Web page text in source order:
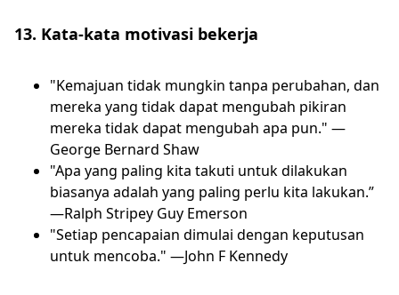
13. Kata-kata motivasi bekerja
"Kemajuan tidak mungkin tanpa perubahan, dan
mereka yang tidak dapat mengubah pikiran
mereka tidak dapat mengubah apa pun." —
George Bernard Shaw
"Apa yang paling kita takuti untuk dilakukan
biasanya adalah yang paling perlu kita lakukan.”
—Ralph Stripey Guy Emerson
"Setiap pencapaian dimulai dengan keputusan
untuk mencoba." —John F Kennedy